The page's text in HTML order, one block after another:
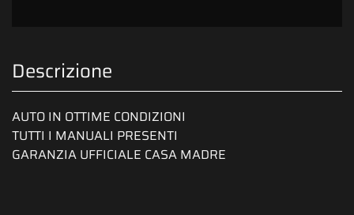
Descrizione
AUTO IN OTTIME CONDIZIONI
TUTTI I MANUALI PRESENTI
GARANZIA UFFICIALE CASA MADRE